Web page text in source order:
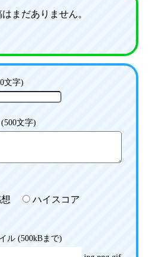
まだありません。
文字)
文字)
ハイスコア
ル (500kBまで)